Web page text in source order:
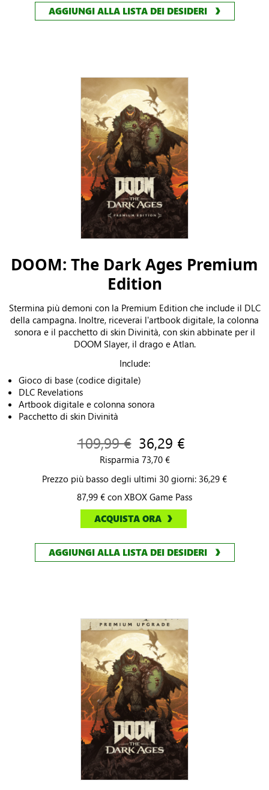
AGGIUNGI ALLA LISTA DEI DESIDERI
DOOM: The Dark Ages Premium
Edition
Stermina più demoni con la Premium Edition che include il DLC
della campagna. Inoltre, riceverai l'artbook digitale, la colonna
sonora e il pacchetto di skin Divinità, con skin abbinate per il
DOOM Slayer, il drago e Atlan.
Include:
Gioco di base (codice digitale)
DLC Revelations
Artbook digitale e colonna sonora
Pacchetto di skin Divinità
109,99 € 36,29 €
Risparmia 73,70 €
Prezzo più basso degli ultimi 30 giorni: 36,29 €
87,99 € con XBOX Game Pass
ACQUISTA ORA
AGGIUNGI ALLA LISTA DEI DESIDERI